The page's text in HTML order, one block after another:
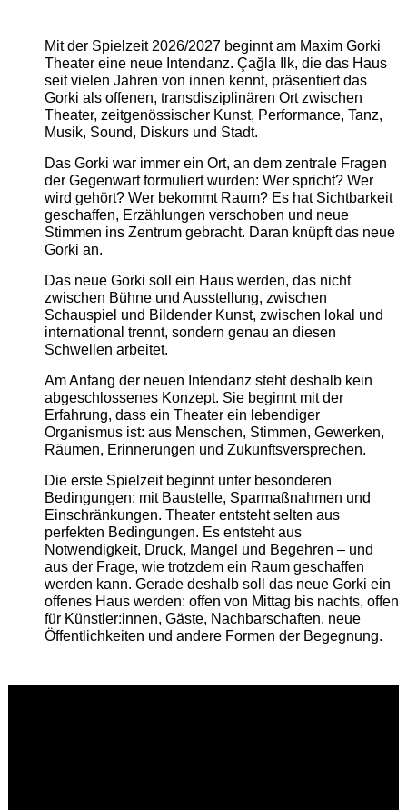
Mit der Spielzeit 2026/2027 beginnt am Maxim Gorki
Theater eine neue Intendanz. Çağla Ilk, die das Haus
seit vielen Jahren von innen kennt, präsentiert das
Gorki als offenen, transdisziplinären Ort zwischen
Theater, zeitgenössischer Kunst, Performance, Tanz,
Musik, Sound, Diskurs und Stadt.
Das Gorki war immer ein Ort, an dem zentrale Fragen
der Gegenwart formuliert wurden: Wer spricht? Wer
wird gehört? Wer bekommt Raum? Es hat Sichtbarkeit
geschaffen, Erzählungen verschoben und neue
Stimmen ins Zentrum gebracht. Daran knüpft das neue
Gorki an.
Das neue Gorki soll ein Haus werden, das nicht
zwischen Bühne und Ausstellung, zwischen
Schauspiel und Bildender Kunst, zwischen lokal und
international trennt, sondern genau an diesen
Schwellen arbeitet.
Am Anfang der neuen Intendanz steht deshalb kein
abgeschlossenes Konzept. Sie beginnt mit der
Erfahrung, dass ein Theater ein lebendiger
Organismus ist: aus Menschen, Stimmen, Gewerken,
Räumen, Erinnerungen und Zukunftsversprechen.
Die erste Spielzeit beginnt unter besonderen
Bedingungen: mit Baustelle, Sparmaßnahmen und
Einschränkungen. Theater entsteht selten aus
perfekten Bedingungen. Es entsteht aus
Notwendigkeit, Druck, Mangel und Begehren – und
aus der Frage, wie trotzdem ein Raum geschaffen
werden kann. Gerade deshalb soll das neue Gorki ein
offenes Haus werden: offen von Mittag bis nachts, offen
für Künstler:innen, Gäste, Nachbarschaften, neue
Öffentlichkeiten und andere Formen der Begegnung.